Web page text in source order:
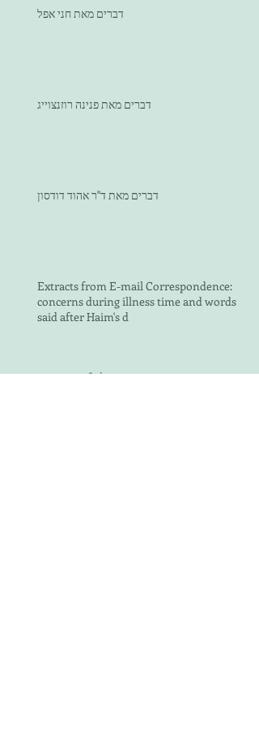
דברים מאת חני אפל
דברים מאת פנינה רוזנצוייג
דברים מאת ד"ר אהוד דודסון
Extracts from E-mail Correspondence:
concerns during illness time and words
said after Haim's d
מכתבו של ד"ר רוני ארגוב